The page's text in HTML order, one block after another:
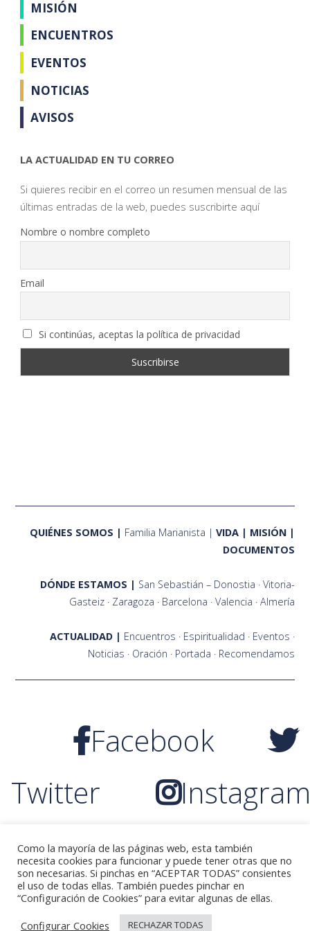
MISIÓN
ENCUENTROS
EVENTOS
NOTICIAS
AVISOS
LA ACTUALIDAD EN TU CORREO
Si quieres recibir en el correo un resumen mensual de las
últimas entradas de la web, puedes suscribirte aquí
Nombre o nombre completo
Email
Si continúas, aceptas la política de privacidad
QUIÉNES SOMOS Familia Marianista VIDA
MISIÓN
DOCUMENTOS
DÓNDE ESTAMOS San Sebastián – Donostia
Vitoria-
Gasteiz
Zaragoza Barcelona Valencia Almería
ACTUALIDAD Encuentros Espiritualidad
Eventos
Noticias
Oración Portada Recomendamos
Facebook
Twitter
Instagram
YouTube
©2021 Fraternidades Marianistas Zaragoza
Política de Privacidad Política de Cookies Aviso Legal
Como la mayoría de las páginas web, esta también
necesita cookies para funcionar y puede tener otras que no
son necesarias. Si pinchas en “ACEPTAR TODAS” consientes
el uso de todas ellas. También puedes pinchar en
“Configuración de Cookies” para evitar algunas de ellas.
Configurar Cookies
RECHAZAR TODAS